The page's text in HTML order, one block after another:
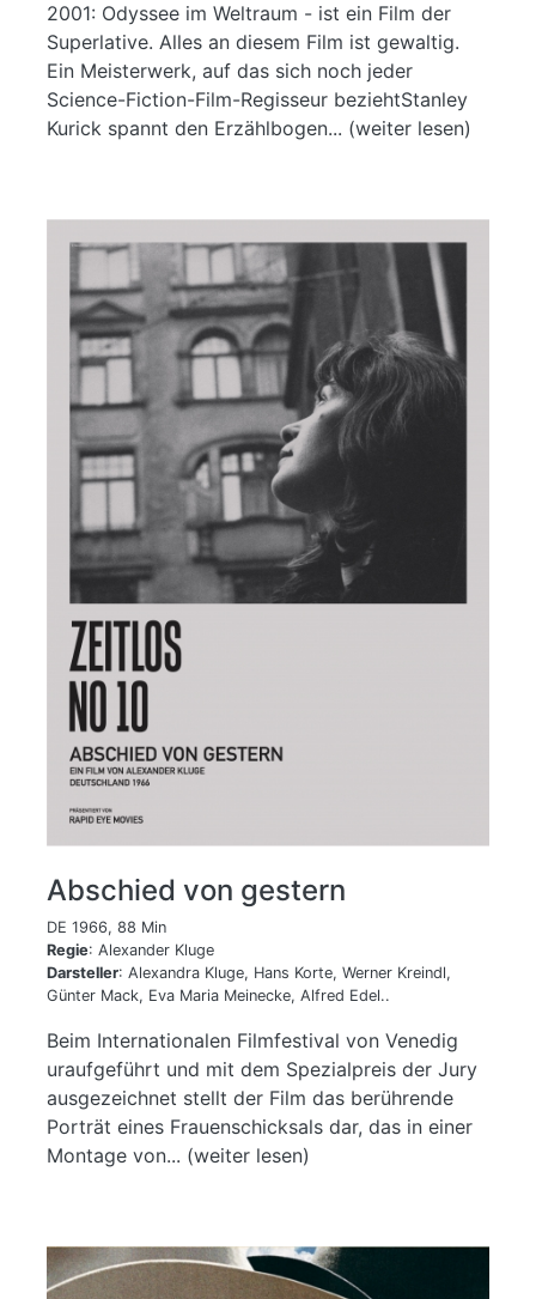
2001: Odyssee im Weltraum - ist ein Film der
Superlative. Alles an diesem Film ist gewaltig.
Ein Meisterwerk, auf das sich noch jeder
Science-Fiction-Film-Regisseur beziehtStanley
Kurick spannt den Erzählbogen... (weiter lesen)
Abschied von gestern
DE 1966, 88 Min
Regie: Alexander Kluge
Darsteller: Alexandra Kluge, Hans Korte, Werner Kreindl,
Günter Mack, Eva Maria Meinecke, Alfred Edel..
Beim Internationalen Filmfestival von Venedig
uraufgeführt und mit dem Spezialpreis der Jury
ausgezeichnet stellt der Film das berührende
Porträt eines Frauenschicksals dar, das in einer
Montage von... (weiter lesen)